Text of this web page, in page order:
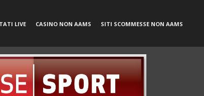
LIVE CASINO NON AAMS SITI SCOMMESSE NON AAMS